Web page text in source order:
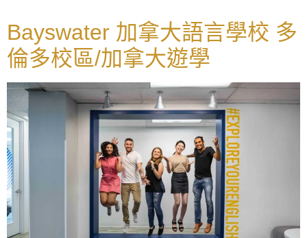
Bayswater 加拿大語言學校 多
倫多校區/加拿大遊學